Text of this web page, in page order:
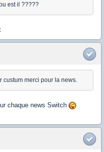
est il ?????
merci pour la news.
chaque news Switch